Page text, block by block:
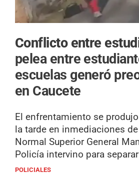
Conflicto entre
pelea entre
escuelas generó
en Caucete
El enfrentamiento se
la tarde en inmediaciones
Normal Superior General
Policía intervino para
POLICIALES